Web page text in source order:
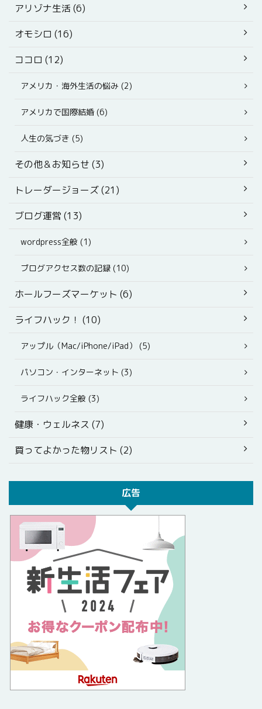
アリゾナ生活 (6)
オモシロ (16)
ココロ (12)
アメリカ・海外生活の悩み (2)
アメリカで国際結婚 (6)
人生の気づき (5)
その他＆お知らせ (3)
トレーダージョーズ (21)
ブログ運営 (13)
wordpress全般 (1)
ブログアクセス数の記録 (10)
ホールフーズマーケット (6)
ライフハック！ (10)
アップル（Mac/iPhone/iPad） (5)
パソコン・インターネット (3)
ライフハック全般 (3)
健康・ウェルネス (7)
買ってよかった物リスト (2)
広告